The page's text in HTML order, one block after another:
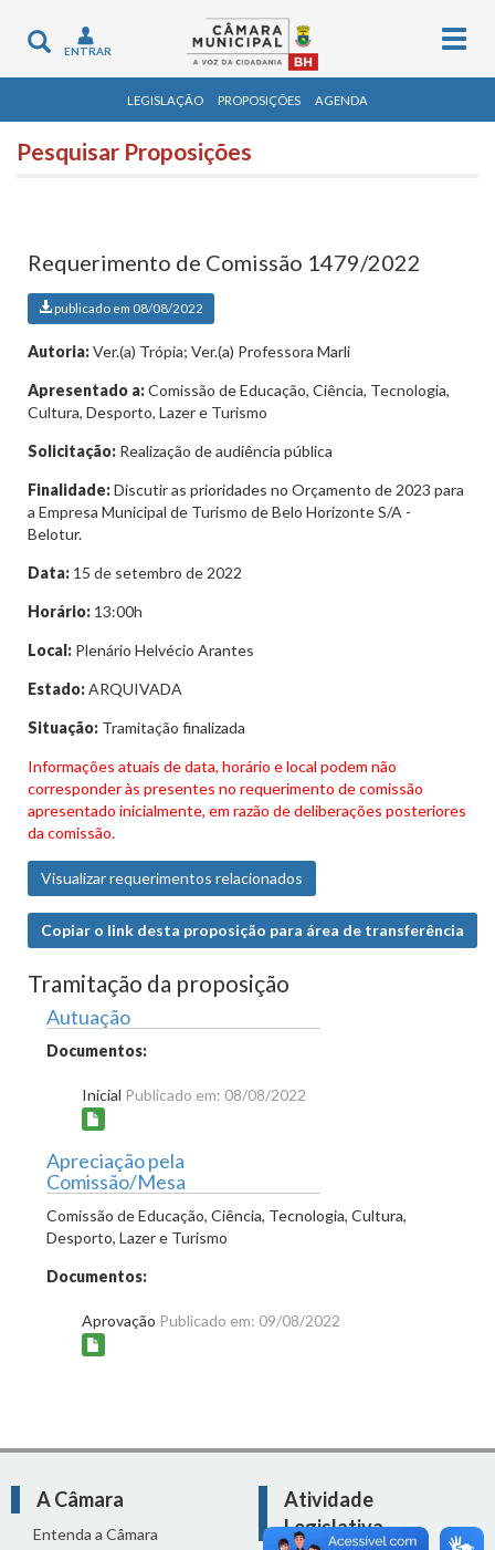
Toggle
navigation
ENTRAR
LEGISLAÇÃO PROPOSIÇÕES AGENDA
Pesquisar Proposições
Requerimento de Comissão 1479/2022
publicado em 08/08/2022
Autoria:Ver.(a) Trópia; Ver.(a) Professora Marli
Apresentado a:Comissão de Educação, Ciência, Tecnologia,
Cultura, Desporto, Lazer e Turismo
Solicitação: Realização de audiência pública
Finalidade:Discutir as prioridades no Orçamento de 2023 para
a Empresa Municipal de Turismo de Belo Horizonte S/A -
Belotur.
Data: 15 de setembro de 2022
Horário: 13:00h
Local: Plenário Helvécio Arantes
Estado:ARQUIVADA
Situação: Tramitação finalizada
Informações atuais de data, horário e local podem não
corresponder às presentes no requerimento de comissão
apresentado inicialmente, em razão de deliberações posteriores
da comissão.
Visualizar requerimentos relacionados
Copiar o link desta proposição para área de transferência
Tramitação da proposição
Autuação
Documentos:
Inicial Publicado em: 08/08/2022
Apreciação pela
Comissão/Mesa
Comissão de Educação, Ciência, Tecnologia, Cultura,
Desporto, Lazer e Turismo
Documentos:
Aprovação Publicado em: 09/08/2022
A Câmara
Entenda a Câmara
Atividade
Legislativa